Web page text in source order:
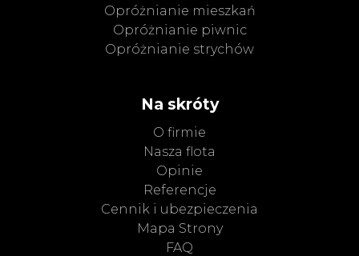
Opróżnianie mieszkań
Opróżnianie piwnic
Opróżnianie strychów
Na skróty
O firmie
Nasza flota
Opinie
Referencje
Cennik i ubezpieczenia
Mapa Strony
FAQ